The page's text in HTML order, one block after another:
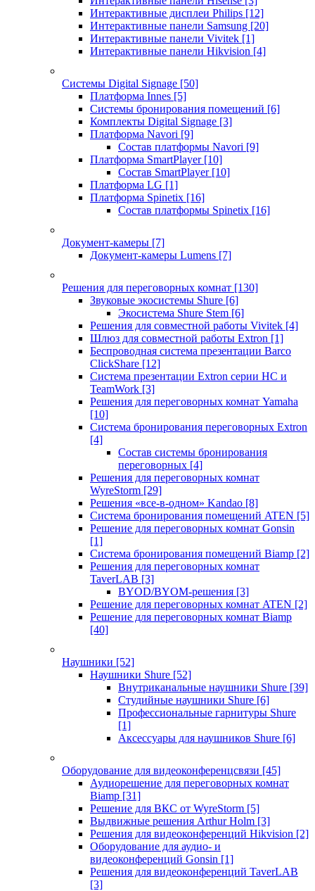
Интерактивные дисплеи Philips [12]
Интерактивные панели Samsung [20]
Интерактивные панели Vivitek [1]
Интерактивные панели Hikvision [4]
Системы Digital Signage [50]
Платформа Innes [5]
Системы бронирования помещений [6]
Комплекты Digital Signage [3]
Платформа Navori [9]
Состав платформы Navori [9]
Платформа SmartPlayer [10]
Состав SmartPlayer [10]
Платформа LG [1]
Платформа Spinetix [16]
Состав платформы Spinetix [16]
Документ-камеры [7]
Документ-камеры Lumens [7]
Решения для переговорных комнат [130]
Звуковые экосистемы Shure [6]
Экосистема Shure Stem [6]
Решения для совместной работы Vivitek [4]
Шлюз для совместной работы Extron [1]
Беспроводная система презентации Barco
ClickShare [12]
Система презентации Extron серии HC и
TeamWork [3]
Решения для переговорных комнат Yamaha
[10]
Система бронирования переговорных Extron
[4]
Состав системы бронирования
переговорных [4]
Решения для переговорных комнат
WyreStorm [29]
Решения «все-в-одном» Kandao [8]
Система бронирования помещений ATEN [5]
Решение для переговорных комнат Gonsin
[1]
Система бронирования помещений Biamp [2]
Решения для переговорных комнат
TaverLAB [3]
BYOD/BYOM-решения [3]
Решение для переговорных комнат ATEN [2]
Решение для переговорных комнат Biamp
[40]
Наушники [52]
Наушники Shure [52]
Внутриканальные наушники Shure [39]
Студийные наушники Shure [6]
Профессиональные гарнитуры Shure
[1]
Аксессуары для наушников Shure [6]
Оборудование для видеоконференцсвязи [45]
Аудиорешение для переговорных комнат
Biamp [31]
Решение для ВКС от WyreStorm [5]
Выдвижные решения Arthur Holm [3]
Решения для видеоконференций Hikvision [2]
Оборудование для аудио- и
видеоконференций Gonsin [1]
Решения для видеоконференций TaverLAB
[3]